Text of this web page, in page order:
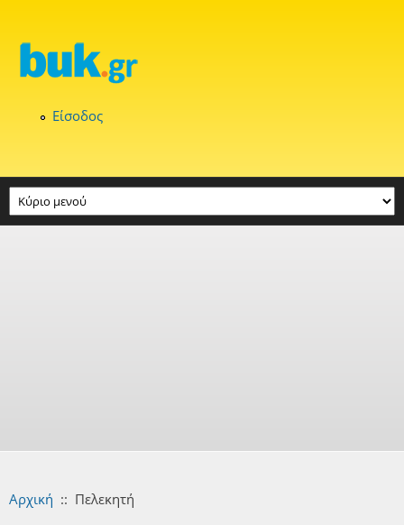
Είσοδος
Αρχική :: Πελεκητή